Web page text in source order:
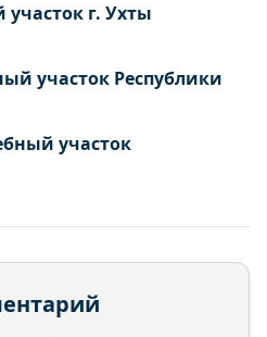
г. Ухты
участок Республики
участок